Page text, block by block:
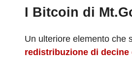
I Bitcoin di
Un ulteriore elemento che
redistribuzione di